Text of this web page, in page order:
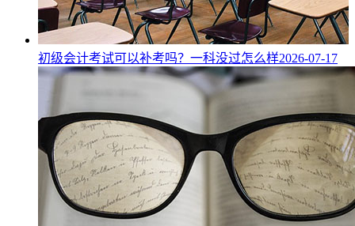
初级会计考试可以补考吗？一科没过怎么样2026-07-17